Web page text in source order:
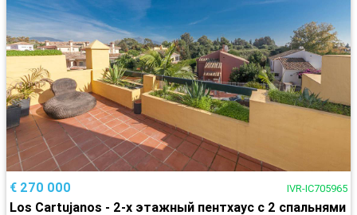
€ 270 000 IVR-IC705965
Los Cartujanos - 2-х этажный пентхаус с 2 спальнями